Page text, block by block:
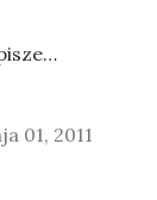
01, 2011